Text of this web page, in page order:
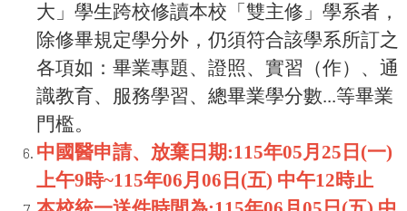
大」學生跨校修讀本校「雙主修」學系者，
除修畢規定學分外，仍須符合該學系所訂之
各項如：畢業專題、證照、實習（作）、通
識教育、服務學習、總畢業學分數...等畢業
門檻。
中國醫申請、放棄日期:115年05月25日(一)
上午9時~115年06月06日(五) 中午12時止